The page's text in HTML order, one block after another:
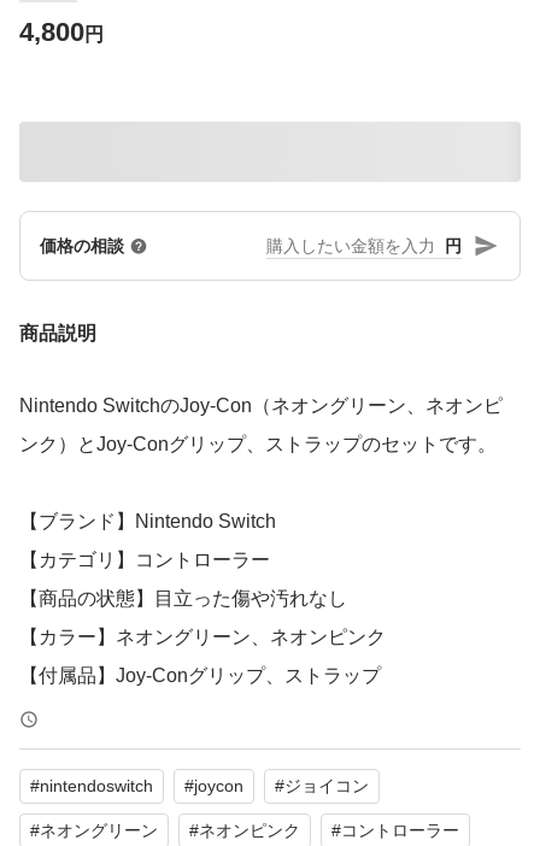
4,800円
価格の相談 円
商品説明
Nintendo SwitchのJoy-Con（ネオングリーン、ネオンピ
ンク）とJoy-Conグリップ、ストラップのセットです。
【ブランド】Nintendo Switch
【カテゴリ】コントローラー
【商品の状態】目立った傷や汚れなし
【カラー】ネオングリーン、ネオンピンク
【付属品】Joy-Conグリップ、ストラップ
マイナスボタンが反応しません！！！
目立った傷や汚れはありませんが、中古品であることをご
#nintendoswitch #joycon #ジョイコン
#ネオングリーン #ネオンピンク #コントローラー